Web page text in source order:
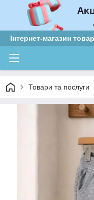
Інтернет-магазин
Товари та послуги